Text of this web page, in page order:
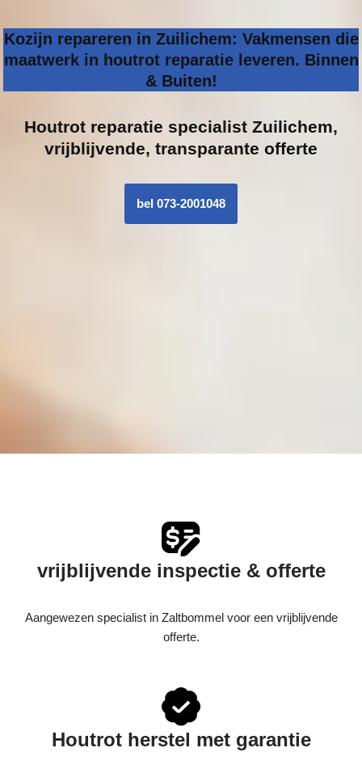
Kozijn repareren in Zuilichem: Vakmensen die
maatwerk in houtrot reparatie leveren. Binnen
& Buiten!
Houtrot reparatie specialist Zuilichem,
vrijblijvende, transparante offerte
bel 073-2001048
vrijblijvende inspectie & offerte
Aangewezen specialist in Zaltbommel voor een vrijblijvende
offerte.
Houtrot herstel met garantie